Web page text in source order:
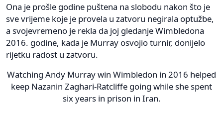
Ona je prošle godine puštena na slobodu nakon što je
sve vrijeme koje je provela u zatvoru negirala optužbe,
a svojevremeno je rekla da joj gledanje Wimbledona
2016. godine, kada je Murray osvojio turnir, donijelo
rijetku radost u zatvoru.
Watching Andy Murray win Wimbledon in 2016 helped
keep Nazanin Zaghari-Ratcliffe going while she spent
six years in prison in Iran.